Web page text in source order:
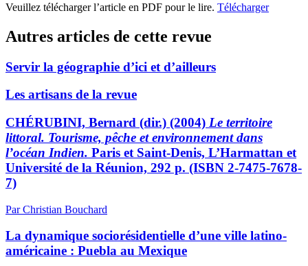
Veuillez télécharger l’article en PDF pour le lire. Télécharger
Autres articles de cette revue
Servir la géographie d’ici et d’ailleurs
Les artisans de la revue
CHÉRUBINI, Bernard (dir.) (2004) Le territoire
littoral. Tourisme, pêche et environnement dans
l’océan Indien. Paris et Saint-Denis, L’Harmattan et
Université de la Réunion, 292 p. (ISBN 2-7475-7678-
7)
Par Christian Bouchard
La dynamique sociorésidentielle d’une ville latino-
américaine : Puebla au Mexique